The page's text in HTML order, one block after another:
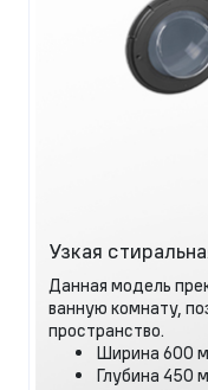
Узкая
Данная модель
ванную комнату,
пространство.
Ширина 600
Глубина 450